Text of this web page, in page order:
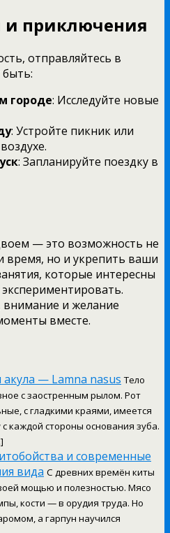
и приключения
отправляйтесь в
городе: Исследуйте новые
: Устройте пикник или
: Запланируйте поездку в
— это возможность не
время, но и укрепить ваши
которые интересны
и желание
вместе.
акула — Lamna nasus Тело
с заостренным рылом. Рот
с гладкими краями, имеется
каждой стороны основания зуба.
и современные
вида С древних времён киты
мощью и полезностью. Мясо
кости — в орудия труда. Но
а гарпун научился